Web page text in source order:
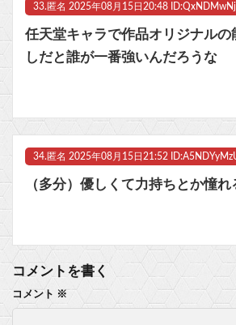
33. 匿名 2025年08月15日20:48
任天堂キャラで作品オリジナルの
しだと誰が一番強いんだろうな
34. 匿名 2025年08月15日21:52
（多分）優しくて力持ちとか憧れ
コメントを書く
コメント ※